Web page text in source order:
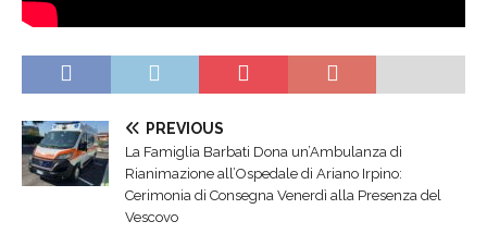
PREVIOUS
La Famiglia Barbati Dona un’Ambulanza di
Rianimazione all’Ospedale di Ariano Irpino:
Cerimonia di Consegna Venerdì alla Presenza del
Vescovo